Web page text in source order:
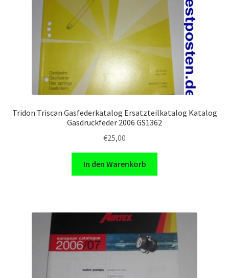
Tridon Triscan Gasfederkatalog Ersatzteilkatalog Katalog
Gasdruckfeder 2006 GS1362
€25,00
In den Warenkorb